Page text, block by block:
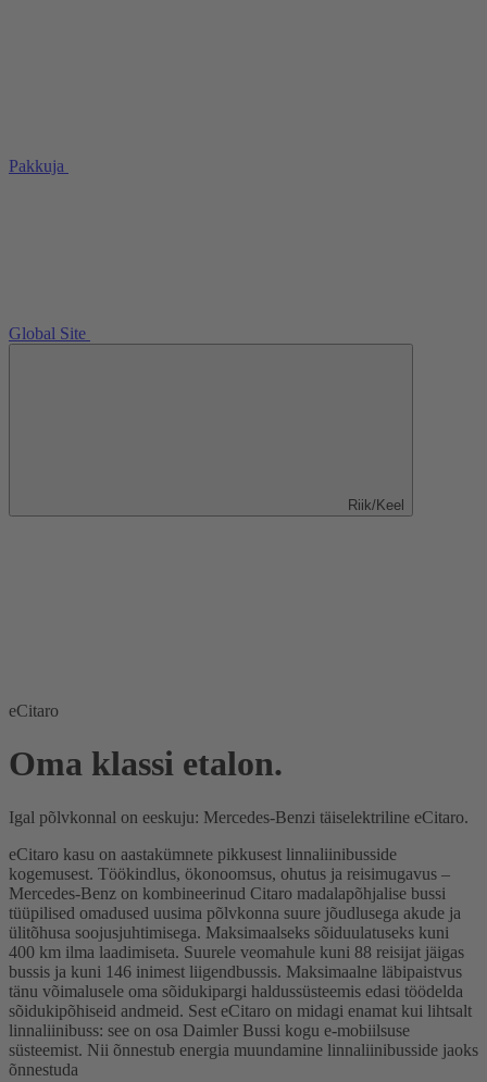
Pakkuja
Global Site
Riik/Keel
eCitaro
Oma klassi etalon.
Igal põlvkonnal on eeskuju: Mercedes-Benzi täiselektriline eCitaro.
eCitaro kasu on aastakümnete pikkusest linnaliinibusside
kogemusest. Töökindlus, ökonoomsus, ohutus ja reisimugavus –
Mercedes-Benz on kombineerinud Citaro madalapõhjalise bussi
tüüpilised omadused uusima põlvkonna suure jõudlusega akude ja
ülitõhusa soojusjuhtimisega. Maksimaalseks sõiduulatuseks kuni
400 km ilma laadimiseta. Suurele veomahule kuni 88 reisijat jäigas
bussis ja kuni 146 inimest liigendbussis. Maksimaalne läbipaistvus
tänu võimalusele oma sõidukipargi haldussüsteemis edasi töödelda
sõidukipõhiseid andmeid. Sest eCitaro on midagi enamat kui lihtsalt
linnaliinibuss: see on osa Daimler Bussi kogu e-mobiilsuse
süsteemist. Nii õnnestub energia muundamine linnaliinibusside jaoks
õnnestuda